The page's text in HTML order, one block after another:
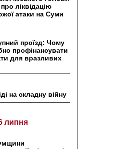
ліквідацію
атаки на Суми
проїзд: Чому
профінансувати
для вразливих
на складну війну
липня